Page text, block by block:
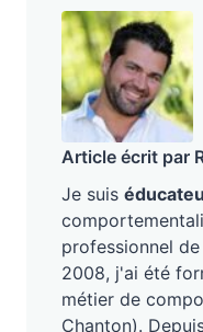
Article écrit par
Je suis
professionnel
2008, j'ai été
métier de
Chanton).